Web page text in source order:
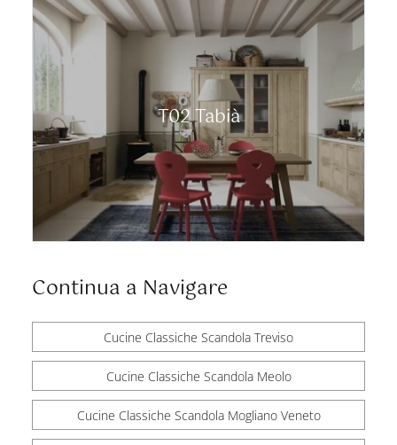
T02 Tabià
Continua a Navigare
Cucine Classiche Scandola Treviso
Cucine Classiche Scandola Meolo
Cucine Classiche Scandola Mogliano Veneto